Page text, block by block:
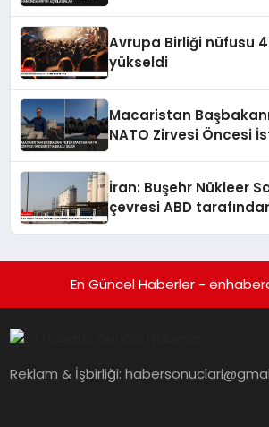
Avrupa Birliği nüfusu
yükseldi
Macaristan
NATO Zirvesi Öncesi
İran: Buşehr Nükleer
çevresi ABD
En Güncel Haberler -
Reklam & İşbirliği: